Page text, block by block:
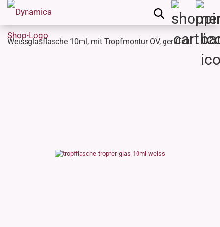
Weissglasflasche 10ml, mit Tropfmontur OV, geriffelt